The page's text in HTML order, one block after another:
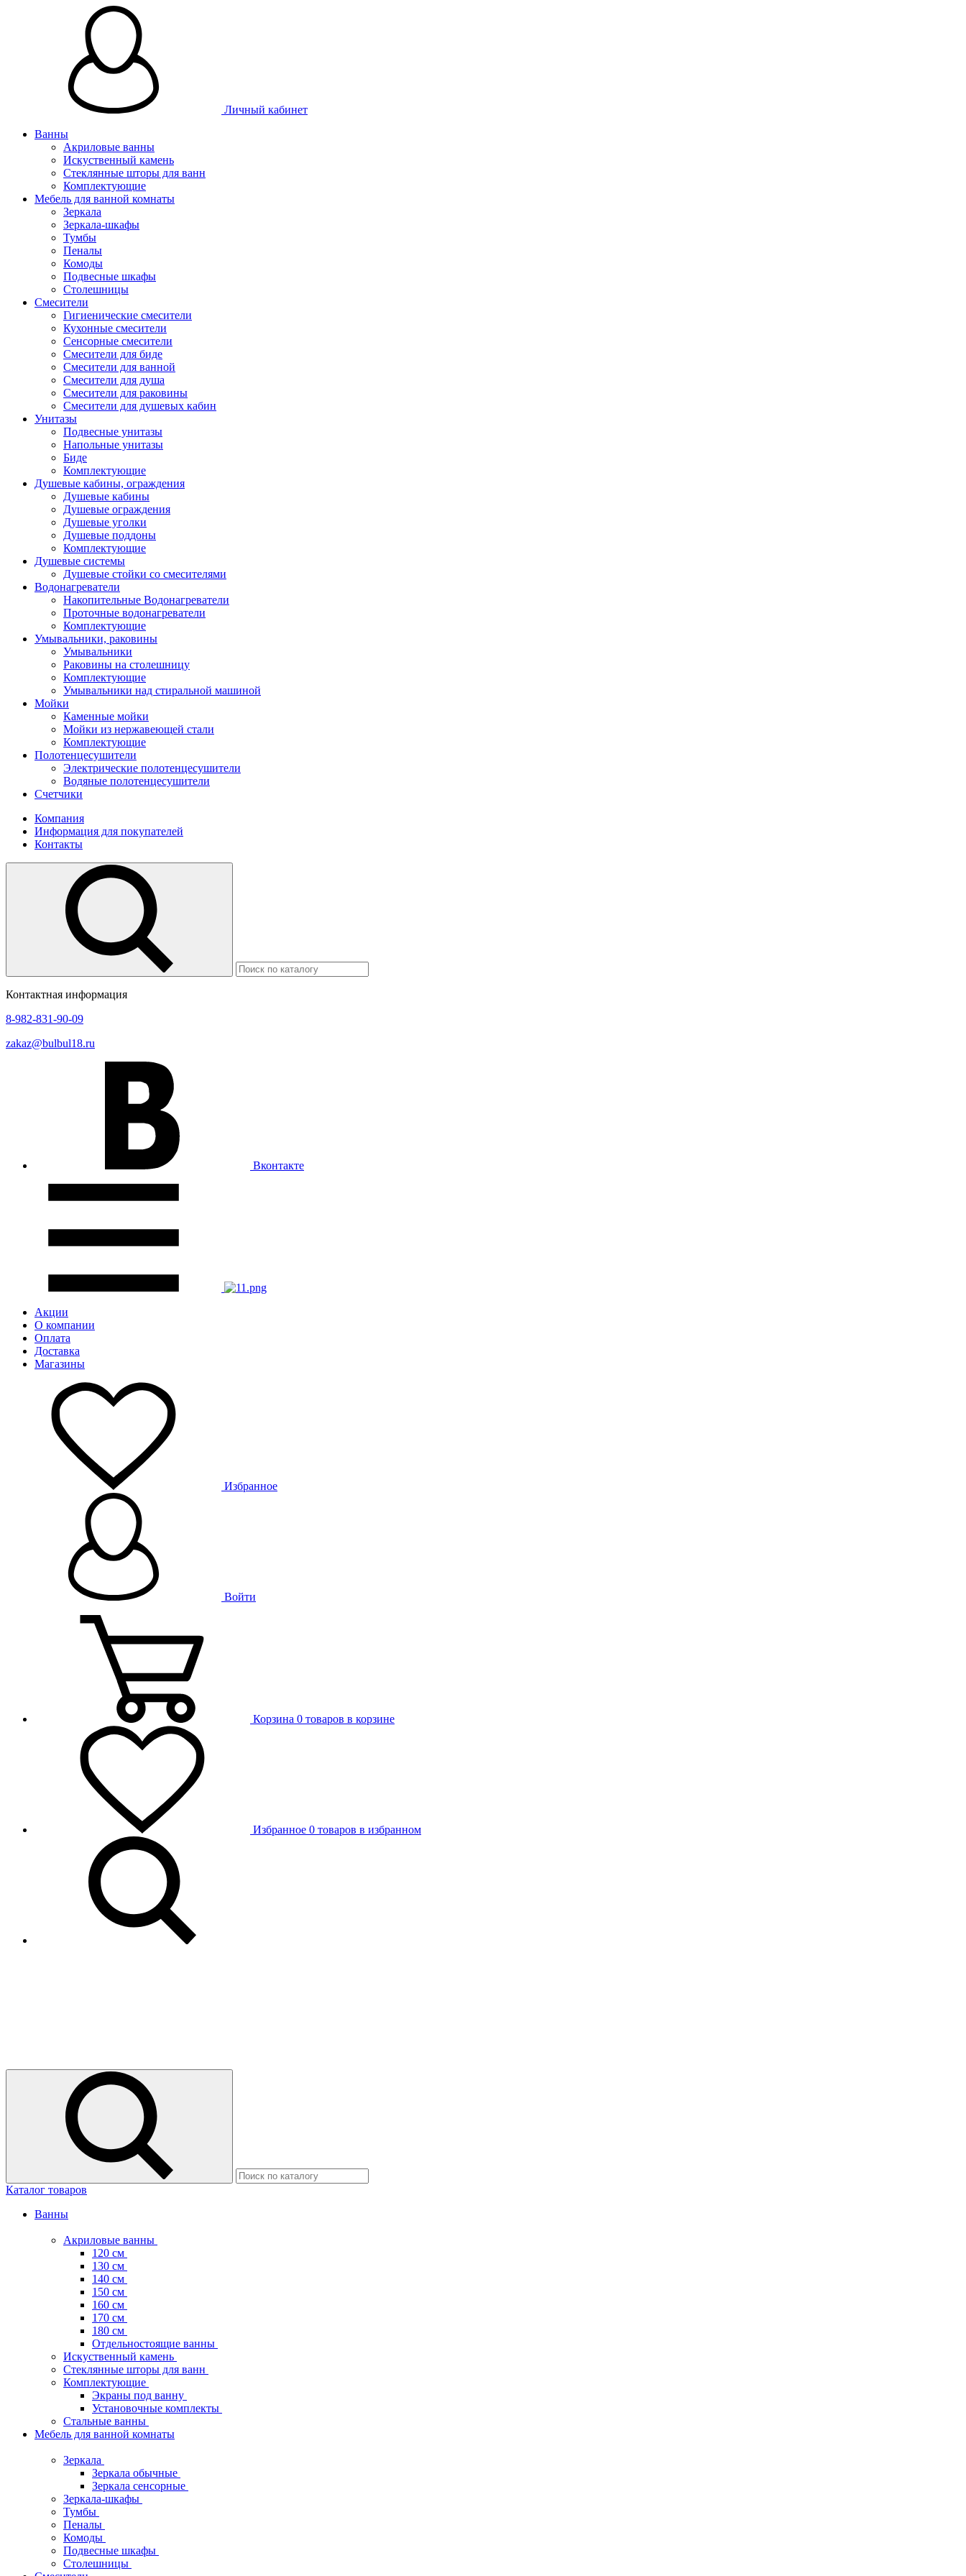
Личный кабинет
Ванны
Акриловые ванны
Искуственный камень
Стеклянные шторы для ванн
Комплектующие
Мебель для ванной комнаты
Зеркала
Зеркала-шкафы
Тумбы
Пеналы
Комоды
Подвесные шкафы
Столешницы
Смесители
Гигиенические смесители
Кухонные смесители
Сенсорные смесители
Смесители для биде
Смесители для ванной
Смесители для душа
Смесители для раковины
Смесители для душевых кабин
Унитазы
Подвесные унитазы
Напольные унитазы
Биде
Комплектующие
Душевые кабины, ограждения
Душевые кабины
Душевые ограждения
Душевые уголки
Душевые поддоны
Комплектующие
Душевые системы
Душевые стойки со смесителями
Водонагреватели
Накопительные Водонагреватели
Проточные водонагреватели
Комплектующие
Умывальники, раковины
Умывальники
Раковины на столешницу
Комплектующие
Умывальники над стиральной машиной
Мойки
Каменные мойки
Мойки из нержавеющей стали
Комплектующие
Полотенцесушители
Электрические полотенцесушители
Водяные полотенцесушители
Счетчики
Компания
Информация для покупателей
Контакты
Контактная информация
8-982-831-90-09
zakaz@bulbul18.ru
Вконтакте
Акции
О компании
Оплата
Доставка
Магазины
Избранное
Войти
Корзина 0 товаров в корзине
Избранное 0 товаров в избранном
Каталог товаров
Ванны
Акриловые ванны
120 см
130 см
140 см
150 см
160 см
170 см
180 см
Отдельностоящие ванны
Искуственный камень
Стеклянные шторы для ванн
Комплектующие
Экраны под ванну
Установочные комплекты
Стальные ванны
Мебель для ванной комнаты
Зеркала
Зеркала обычные
Зеркала сенсорные
Зеркала-шкафы
Тумбы
Пеналы
Комоды
Подвесные шкафы
Столешницы